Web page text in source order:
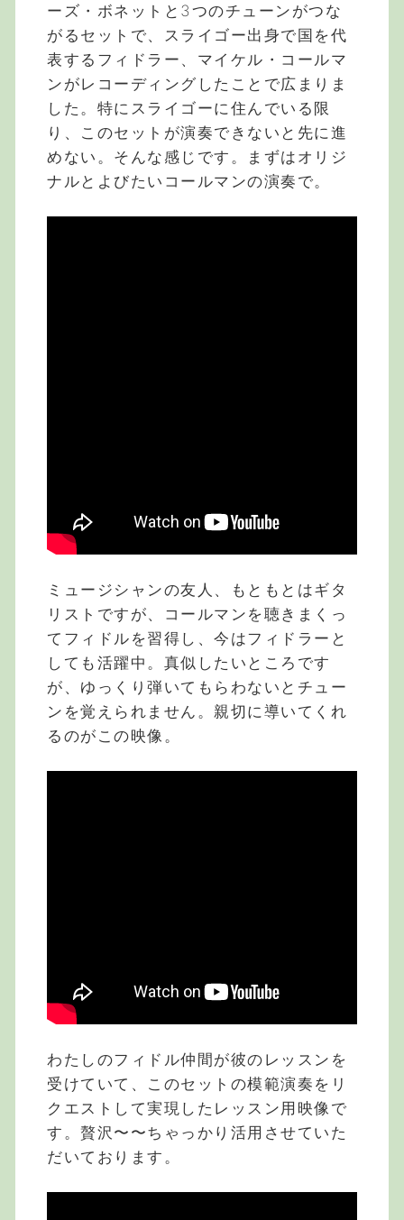
ーズ・ボネットと3つのチューンがつな
がるセットで、スライゴー出身で国を代
表するフィドラー、マイケル・コールマ
ンがレコーディングしたことで広まりま
した。特にスライゴーに住んでいる限
り、このセットが演奏できないと先に進
めない。そんな感じです。まずはオリジ
ナルとよびたいコールマンの演奏で。
ミュージシャンの友人、もともとはギタ
リストですが、コールマンを聴きまくっ
てフィドルを習得し、今はフィドラーと
しても活躍中。真似したいところです
が、ゆっくり弾いてもらわないとチュー
ンを覚えられません。親切に導いてくれ
るのがこの映像。
わたしのフィドル仲間が彼のレッスンを
受けていて、このセットの模範演奏をリ
クエストして実現したレッスン用映像で
す。贅沢〜〜ちゃっかり活用させていた
だいております。